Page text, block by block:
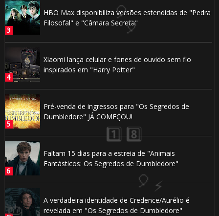
HBO Max disponibiliza versões estendidas de "Pedra
Filosofal" e "Câmara Secreta"
Xiaomi lança celular e fones de ouvido sem fio
inspirados em "Harry Potter"
Pré-venda de ingressos para "Os Segredos de
Dumbledore" JÁ COMEÇOU!
Faltam 15 dias para a estreia de "Animais
Fantásticos: Os Segredos de Dumbledore"
A verdadeira identidade de Credence/Aurélio é
revelada em "Os Segredos de Dumbledore"
🎂
🎂
⚡
1️⃣ 8️⃣